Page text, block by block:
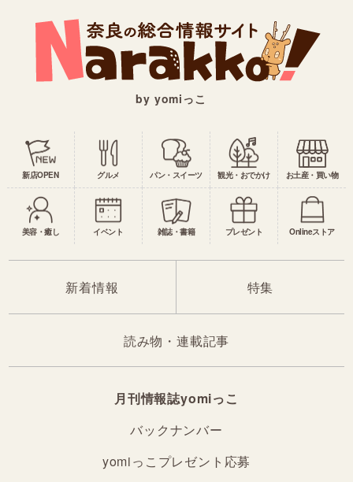
by yomiっこ
新店OPEN グルメ パン・スイーツ 観光・おでかけ お土産・買い物
美容・癒し イベント 雑誌・書籍 プレゼント Onlineストア
新着情報 特集
読み物・連載記事
月刊情報誌yomiっこ
バックナンバー
yomiっこプレゼント応募